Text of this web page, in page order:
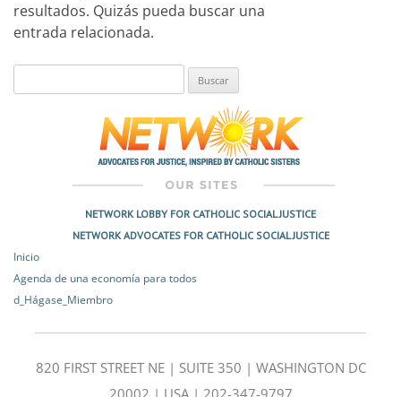
resultados. Quizás pueda buscar una
entrada relacionada.
NETWORK LOBBY FOR CATHOLIC SOCIAL JUSTICE
NETWORK ADVOCATES FOR CATHOLIC SOCIAL JUSTICE
Inicio
Agenda de una economía para todos
d_Hágase_Miembro
820 FIRST STREET NE | SUITE 350 | WASHINGTON DC
20002 | USA | 202-347-9797